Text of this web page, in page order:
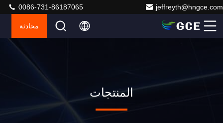
jeffreyth@hngce.com
0086-731-86187065
محادثة
المنتجات